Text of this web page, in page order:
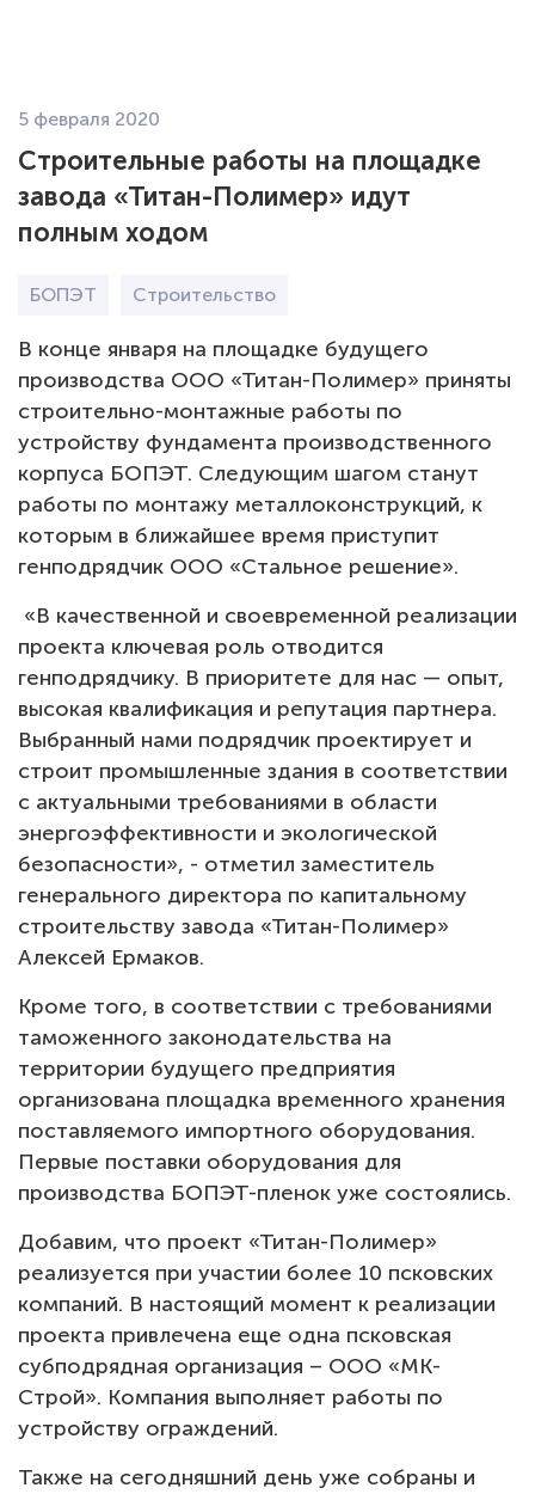
Экология
Карьера
Новости
Закупки
Тендеры
Контакты
5 февраля 2020
Строительные работы на площадке
завода «Титан-Полимер» идут
полным ходом
БОПЭТ Строительство
В конце января на площадке будущего
производства ООО «Титан-Полимер» приняты
строительно-монтажные работы по
устройству фундамента производственного
корпуса БОПЭТ. Следующим шагом станут
работы по монтажу металлоконструкций, к
которым в ближайшее время приступит
генподрядчик ООО «Стальное решение».
«В качественной и своевременной реализации
проекта ключевая роль отводится
генподрядчику. В приоритете для нас — опыт,
высокая квалификация и репутация партнера.
Выбранный нами подрядчик проектирует и
строит промышленные здания в соответствии
с актуальными требованиями в области
энергоэффективности и экологической
безопасности», - отметил заместитель
генерального директора по капитальному
строительству завода «Титан-Полимер»
Алексей Ермаков.
Кроме того, в соответствии с требованиями
таможенного законодательства на
территории будущего предприятия
организована площадка временного хранения
поставляемого импортного оборудования.
Первые поставки оборудования для
производства БОПЭТ-пленок уже состоялись.
Добавим, что проект «Титан-Полимер»
реализуется при участии более 10 псковских
компаний. В настоящий момент к реализации
проекта привлечена еще одна псковская
субподрядная организация – ООО «МК-
Строй». Компания выполняет работы по
устройству ограждений.
Также на сегодняшний день уже собраны и